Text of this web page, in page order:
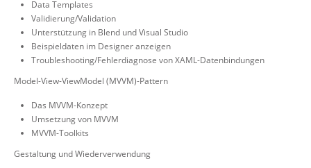
Data Templates
Validierung/Validation
Unterstützung in Blend und Visual Studio
Beispieldaten im Designer anzeigen
Troubleshooting/Fehlerdiagnose von XAML-Datenbindungen
Model-View-ViewModel (MVVM)-Pattern
Das MVVM-Konzept
Umsetzung von MVVM
MVVM-Toolkits
Gestaltung und Wiederverwendung